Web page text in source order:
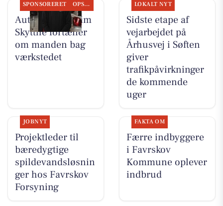
SPONSORERET OPSLAGSTAVLEN
Autotekniker Kim
Skytthe fortæller
om manden bag
værkstedet
LOKALT NYT
Sidste etape af
vejarbejdet på
Århusvej i Søften
giver
trafikpåvirkninger
de kommende
uger
JOBNYT
Projektleder til
bæredygtige
spildevandsløsnin
ger hos Favrskov
Forsyning
FAKTA OM
Færre indbyggere
i Favrskov
Kommune oplever
indbrud